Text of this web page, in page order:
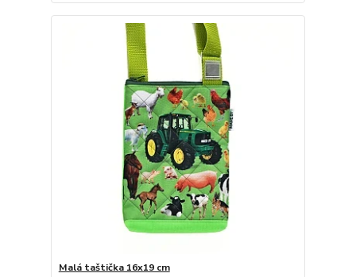
Malá taštička 16x19 cm